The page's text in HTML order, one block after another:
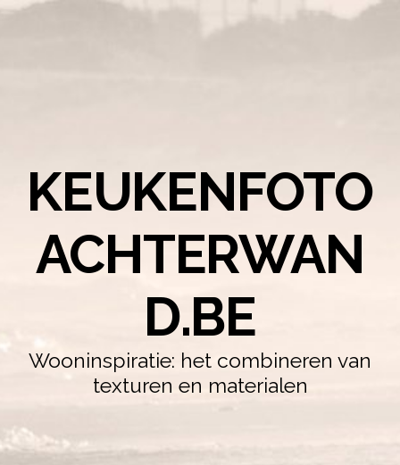
KEUKENFOTO
ACHTERWAN
D.BE
Wooninspiratie: het combineren van
texturen en materialen